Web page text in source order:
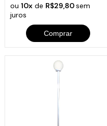
ou10x de R$29,80sem
juros
Comprar